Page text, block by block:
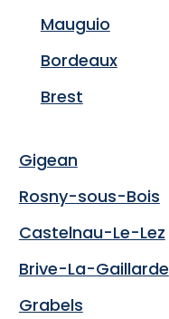
Mauguio
Bordeaux
Brest
Gigean
Rosny-sous-Bois
Castelnau-Le-Lez
Brive-La-Gaillarde
Grabels